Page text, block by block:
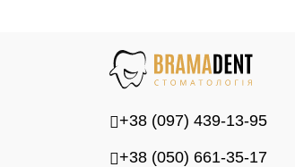
+38 (097) 439-13-95
+38 (050) 661-35-17